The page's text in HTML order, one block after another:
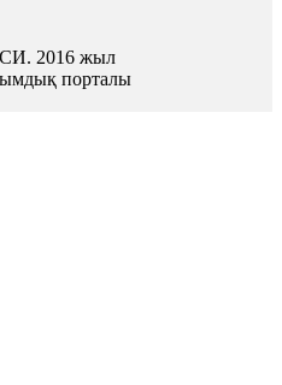
СИ. 2016 жыл
порталы